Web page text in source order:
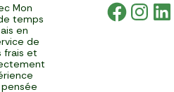
Mon
temps
en
de
frais et